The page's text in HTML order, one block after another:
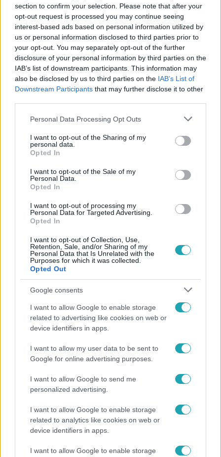
section to confirm your selection. Please note that after your
opt-out request is processed you may continue seeing
interest-based ads based on personal information utilized by
us or personal information disclosed to third parties prior to
your opt-out. You may separately opt-out of the further
disclosure of your personal information by third parties on the
IAB’s list of downstream participants. This information may
also be disclosed by us to third parties on the IAB’s List of
Downstream Participants that may further disclose it to other
Please note that this website/app uses one or more Google
not limited to your visit or usage behaviour. You may click to
grant or deny consent to Google and its third-party tags to
use your data for below specified purposes in below Google
consent section.
Personal Data Processing Opt Outs
I want to opt-out of the Sharing of my
personal data.
Opted In
I want to opt-out of the Sale of my
Personal Data.
Opted In
I want to opt-out of processing my
Personal Data for Targeted Advertising.
Opted In
I want to opt-out of Collection, Use,
Retention, Sale, and/or Sharing of my
Personal Data that Is Unrelated with the
Purposes for which it was collected.
Opted Out
Google consents
I want to allow Google to enable storage
related to advertising like cookies on web or
device identifiers in apps.
I want to allow my user data to be sent to
Google for online advertising purposes.
I want to allow Google to send me
personalized advertising.
I want to allow Google to enable storage
related to analytics like cookies on web or
device identifiers in apps.
I want to allow Google to enable storage
Kövess minket, és értesülj a friss hírekről a
Facebookon is!
Követem
NYERŐ PÁROS #VIDEÓ #ADÁSRÉSZLETEK
SIMON ATTILA
VESZEKEDÉS #SÍRÁS #KÖNNYEK
Népszerű
Otthagyta a rádiózást, most óceánjáró hajón
dolgozik Garami Gábor